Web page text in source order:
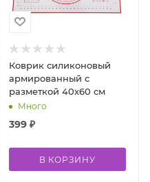
Коврик силиконовый
армированный с
разметкой 40х60 см
Много
399₽
В КОРЗИНУ